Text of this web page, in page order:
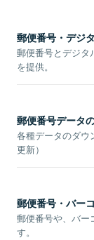
郵便番号・デジ
郵便番号とデジタ
を提供。
郵便番号データ
各種データのダウ
更新）
郵便番号・バー
郵便番号や、バー
す。